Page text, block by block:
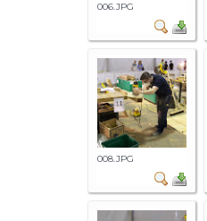
006.JPG
008.JPG